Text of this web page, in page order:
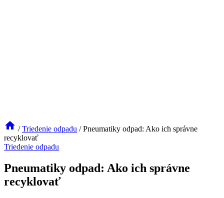
/ Triedenie odpadu / Pneumatiky odpad: Ako ich správne
recyklovať
Triedenie odpadu
Pneumatiky odpad: Ako ich správne
recyklovať